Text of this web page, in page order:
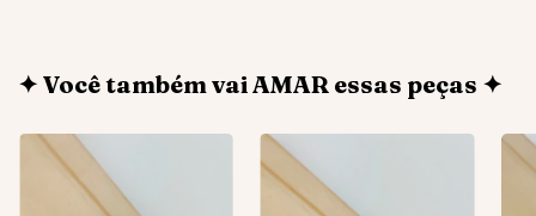
✦ Você também vai AMAR essas peças ✦